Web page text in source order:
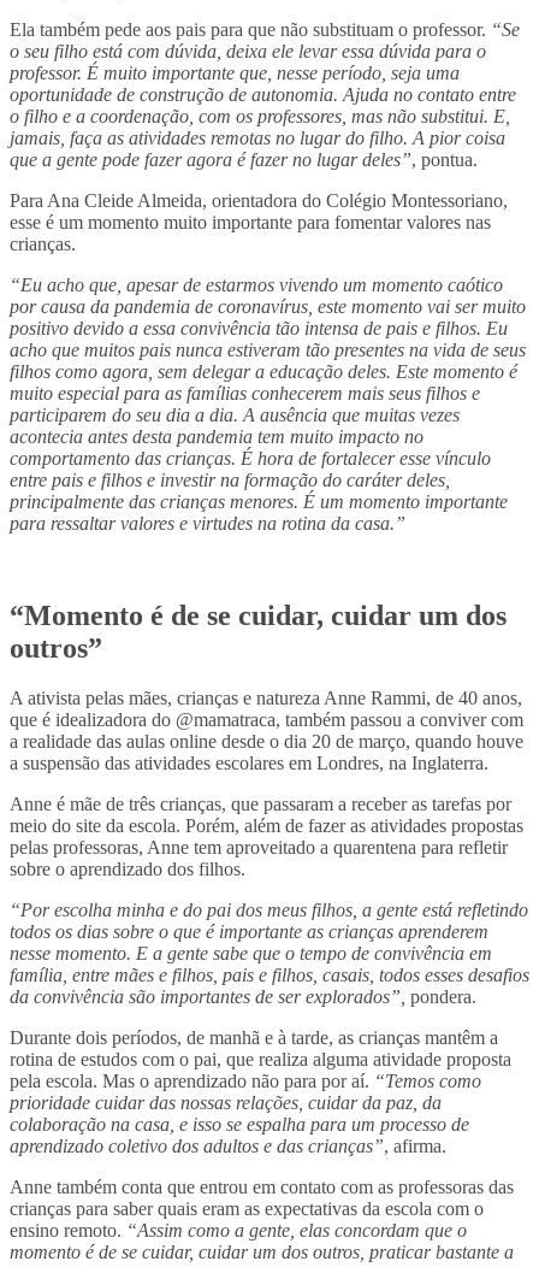
Ela também pede aos pais para que não substituam o professor. “Se
o seu filho está com dúvida, deixa ele levar essa dúvida para o
professor. É muito importante que, nesse período, seja uma
oportunidade de construção de autonomia. Ajuda no contato entre
o filho e a coordenação, com os professores, mas não substitui. E,
jamais, faça as atividades remotas no lugar do filho. A pior coisa
que a gente pode fazer agora é fazer no lugar deles”, pontua.
Para Ana Cleide Almeida, orientadora do Colégio Montessoriano,
esse é um momento muito importante para fomentar valores nas
crianças.
“Eu acho que, apesar de estarmos vivendo um momento caótico
por causa da pandemia de coronavírus, este momento vai ser muito
positivo devido a essa convivência tão intensa de pais e filhos. Eu
acho que muitos pais nunca estiveram tão presentes na vida de seus
filhos como agora, sem delegar a educação deles. Este momento é
muito especial para as famílias conhecerem mais seus filhos e
participarem do seu dia a dia. A ausência que muitas vezes
acontecia antes desta pandemia tem muito impacto no
comportamento das crianças. É hora de fortalecer esse vínculo
entre pais e filhos e investir na formação do caráter deles,
principalmente das crianças menores. É um momento importante
para ressaltar valores e virtudes na rotina da casa.”
“Momento é de se cuidar, cuidar um dos
outros”
A ativista pelas mães, crianças e natureza Anne Rammi, de 40 anos,
que é idealizadora do @mamatraca, também passou a conviver com
a realidade das aulas online desde o dia 20 de março, quando houve
a suspensão das atividades escolares em Londres, na Inglaterra.
Anne é mãe de três crianças, que passaram a receber as tarefas por
meio do site da escola. Porém, além de fazer as atividades propostas
pelas professoras, Anne tem aproveitado a quarentena para refletir
sobre o aprendizado dos filhos.
“Por escolha minha e do pai dos meus filhos, a gente está refletindo
todos os dias sobre o que é importante as crianças aprenderem
nesse momento. E a gente sabe que o tempo de convivência em
família, entre mães e filhos, pais e filhos, casais, todos esses desafios
da convivência são importantes de ser explorados”, pondera.
Durante dois períodos, de manhã e à tarde, as crianças mantêm a
rotina de estudos com o pai, que realiza alguma atividade proposta
pela escola. Mas o aprendizado não para por aí. “Temos como
prioridade cuidar das nossas relações, cuidar da paz, da
colaboração na casa, e isso se espalha para um processo de
aprendizado coletivo dos adultos e das crianças”, afirma.
Anne também conta que entrou em contato com as professoras das
crianças para saber quais eram as expectativas da escola com o
ensino remoto. “Assim como a gente, elas concordam que o
momento é de se cuidar, cuidar um dos outros, praticar bastante a